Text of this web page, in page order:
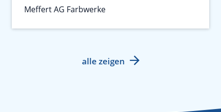
Meffert AG Farbwerke
alle zeigen